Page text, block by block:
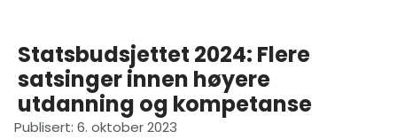
Statsbudsjettet 2024: Flere
satsinger innen høyere
utdanning og kompetanse
Publisert: 6. oktober 2023